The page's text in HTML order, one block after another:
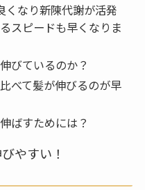
くなり新陳代謝が活発
スピードも早くなりま
びているのか？
べて髪が伸びるのが早
ばすためには？
やすい！